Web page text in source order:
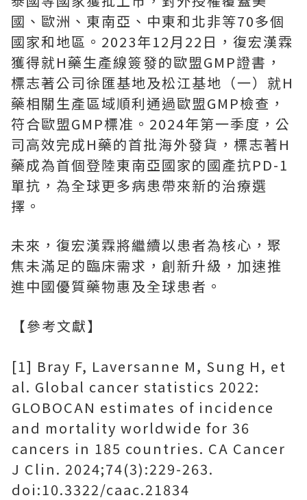
國、歐洲、東南亞、中東和北非等70多個
國家和地區。2023年12月22日，復宏漢霖
獲得就H藥生產線簽發的歐盟GMP證書，
標志著公司徐匯基地及松江基地（一）就H
藥相關生產區域順利通過歐盟GMP檢查，
符合歐盟GMP標准。2024年第一季度，公
司高效完成H藥的首批海外發貨，標志著H
藥成為首個登陸東南亞國家的國產抗PD-1
單抗，為全球更多病患帶來新的治療選
擇。
未來，復宏漢霖將繼續以患者為核心，聚
焦未滿足的臨床需求，創新升級，加速推
進中國優質藥物惠及全球患者。
【參考文獻】
[1] Bray F, Laversanne M, Sung H, et
al. Global cancer statistics 2022:
GLOBOCAN estimates of incidence
and mortality worldwide for 36
cancers in 185 countries. CA Cancer
J Clin. 2024;74(3):229-263.
doi:10.3322/caac.21834